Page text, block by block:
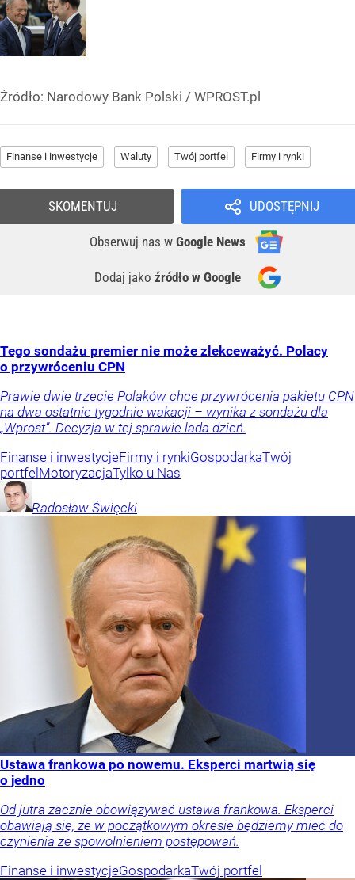
Źródło: Narodowy Bank Polski / WPROST.pl
Finanse i inwestycje Waluty Twój portfel Firmy i rynki
UDOSTĘPNIJ
Obserwuj nas w Google News
Dodaj jako źródło w Google
SKOMENTUJ
Tego sondażu premier nie może zlekceważyć. Polacy
o przywróceniu CPN
Prawie dwie trzecie Polaków chce przywrócenia pakietu CPN
na dwa ostatnie tygodnie wakacji – wynika z sondażu dla
„Wprost”. Decyzja w tej sprawie lada dzień.
Finanse i inwestycjeFirmy i rynkiGospodarkaTwój
portfel MotoryzacjaTylko u Nas
Radosław Święcki
Ustawa frankowa po nowemu. Eksperci martwią się
o jedno
Od jutra zacznie obowiązywać ustawa frankowa. Eksperci
obawiają się, że w początkowym okresie będziemy mieć do
czynienia ze spowolnieniem postępowań.
Finanse i inwestycjeGospodarkaTwój portfel